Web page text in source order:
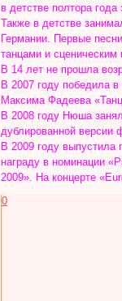
в детстве полтора
Также в детстве
Германии. Первые
танцами и сценическим
В 14 лет не прошла
В 2007 году победила
Максима Фадеева
В 2008 году Нюша
дублированной версии
В 2009 году
награду в номинации
2009». На концерте
0